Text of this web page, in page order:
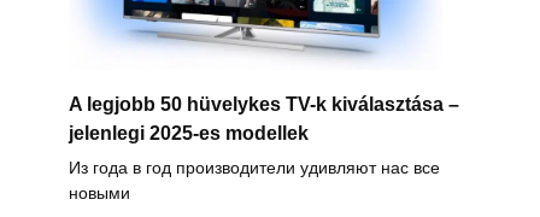
A legjobb 50 hüvelykes TV-k kiválasztása –
jelenlegi 2025-es modellek
Из года в год производители удивляют нас все
новыми